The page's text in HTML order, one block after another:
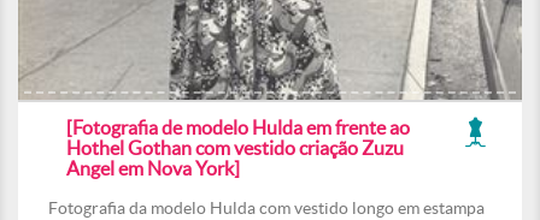
[Fotografia de modelo Hulda em frente ao
Hothel Gothan com vestido criação Zuzu
Angel em Nova York]
Fotografia da modelo Hulda com vestido longo em estampa